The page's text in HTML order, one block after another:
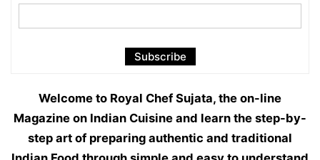
Welcome to Royal Chef Sujata, the on-line
Magazine on Indian Cuisine and learn the step-by-
step art of preparing authentic and traditional